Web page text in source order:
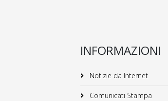
INFORMAZIONI
Notizie da Internet
Comunicati Stampa